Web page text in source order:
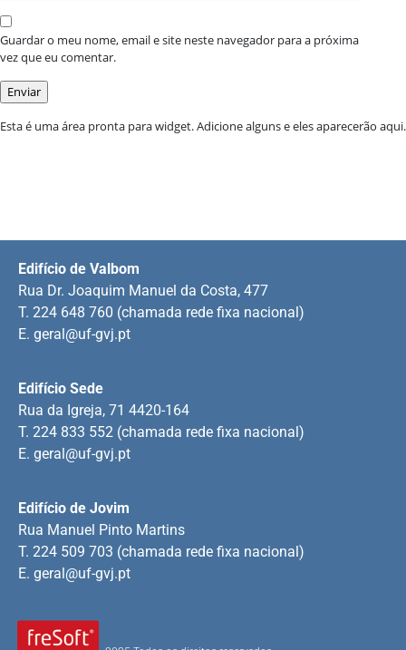
Guardar o meu nome, email e site neste navegador para a próxima
vez que eu comentar.
Esta é uma área pronta para widget. Adicione alguns e eles aparecerão aqui.
Edifício de Jovim
Rua Manuel Pinto Martins
T. 224 509 703 (chamada rede fixa nacional)
E. geral@uf-gvj.pt
Edifício Sede
Rua da Igreja, 71 4420-164
T. 224 833 552 (chamada rede fixa nacional)
E. geral@uf-gvj.pt
Edifício de Valbom
Rua Dr. Joaquim Manuel da Costa, 477
T. 224 648 760 (chamada rede fixa nacional)
E. geral@uf-gvj.pt